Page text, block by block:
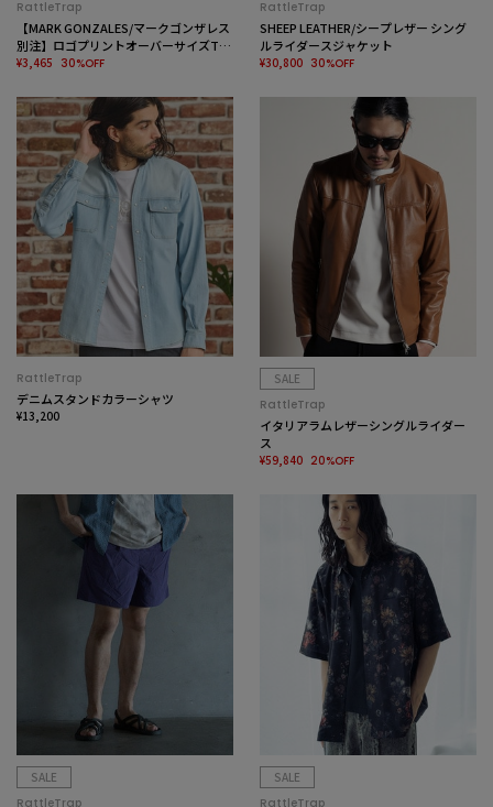
RattleTrap
【MARK GONZALES/マークゴンザレス
別注】ロゴプリントオーバーサイズTシ
ャツ
¥3,465 30%OFF
RattleTrap
SHEEP LEATHER/シープレザー シング
ルライダースジャケット
¥30,800 30%OFF
RattleTrap
デニムスタンドカラーシャツ
¥13,200
SALE
RattleTrap
イタリアラムレザーシングルライダー
ス
¥59,840 20%OFF
SALE
RattleTrap
SALE
RattleTrap